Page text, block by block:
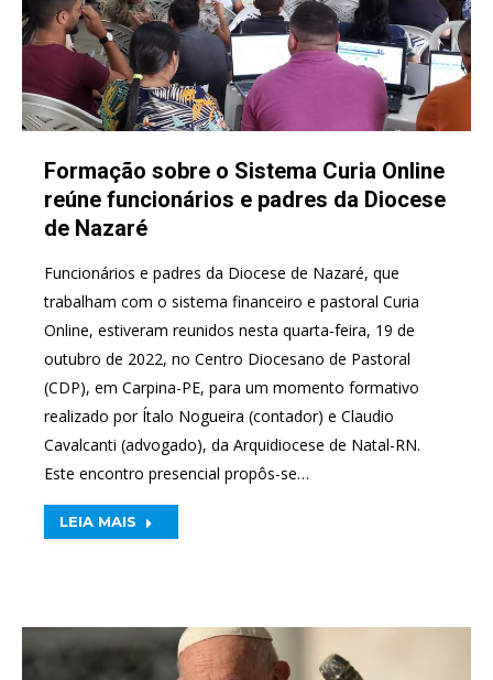
Formação sobre o Sistema Curia Online
reúne funcionários e padres da Diocese
de Nazaré
Funcionários e padres da Diocese de Nazaré, que
trabalham com o sistema financeiro e pastoral Curia
Online, estiveram reunidos nesta quarta-feira, 19 de
outubro de 2022, no Centro Diocesano de Pastoral
(CDP), em Carpina-PE, para um momento formativo
realizado por Ítalo Nogueira (contador) e Claudio
Cavalcanti (advogado), da Arquidiocese de Natal-RN.
Este encontro presencial propôs-se…
LEIA MAIS